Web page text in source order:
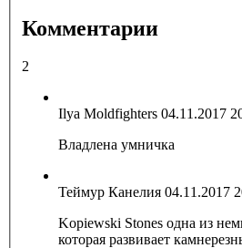
Комментарии
2
Ilya Moldfighters 04.11.2017
Владлена умничка
Теймур Канелия 04.11.2017
Kopiewski Stones одна из
которая развивает